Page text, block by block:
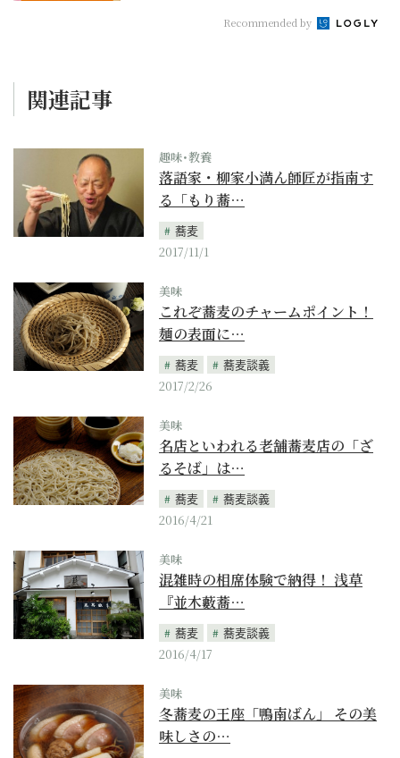
Recommended by
関連記事
趣味･教養
落語家・柳家小満ん師匠が指南す
る「もり蕎…
蕎麦
2017/11/1
美味
これぞ蕎麦のチャームポイント！
麺の表面に…
蕎麦
蕎麦談義
2017/2/26
美味
名店といわれる老舗蕎麦店の「ざ
るそば」は…
蕎麦
蕎麦談義
2016/4/21
美味
混雑時の相席体験で納得！ 浅草
『並木藪蕎…
蕎麦
蕎麦談義
2016/4/17
美味
冬蕎麦の王座「鴨南ばん」 その美
味しさの…